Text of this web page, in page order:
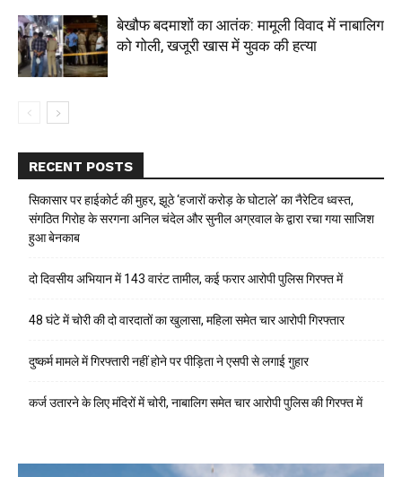
बेखौफ बदमाशों का आतंक: मामूली विवाद में नाबालिग
को गोली, खजूरी खास में युवक की हत्या
RECENT POSTS
सिकासार पर हाईकोर्ट की मुहर, झूठे ‘हजारों करोड़ के घोटाले’ का नैरेटिव ध्वस्त,
संगठित गिरोह के सरगना अनिल चंदेल और सुनील अग्रवाल के द्वारा रचा गया साजिश
हुआ बेनकाब
दो दिवसीय अभियान में 143 वारंट तामील, कई फरार आरोपी पुलिस गिरफ्त में
48 घंटे में चोरी की दो वारदातों का खुलासा, महिला समेत चार आरोपी गिरफ्तार
दुष्कर्म मामले में गिरफ्तारी नहीं होने पर पीड़िता ने एसपी से लगाई गुहार
कर्ज उतारने के लिए मंदिरों में चोरी, नाबालिग समेत चार आरोपी पुलिस की गिरफ्त में